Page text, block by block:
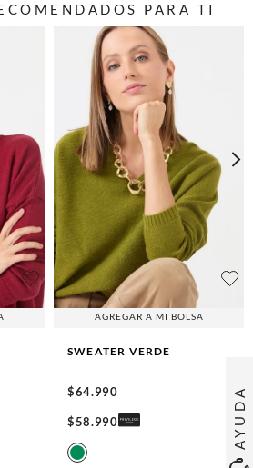
AYUDA
PARA TI
AGREGAR A MI BOLSA
SWEATER VERDE
$64.990
$58.990